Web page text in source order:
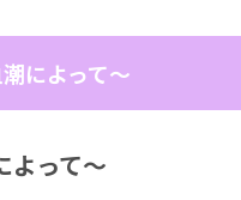
によって〜
って〜